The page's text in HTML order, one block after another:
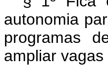
autonomia
programas
ampliar